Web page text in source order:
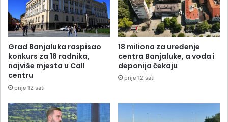
Grad Banjaluka raspisao
konkurs za 18 radnika,
najviše mjesta u Call
centru
prije 12 sati
18 miliona za uređenje
centra Banjaluke, a voda i
deponija čekaju
prije 12 sati